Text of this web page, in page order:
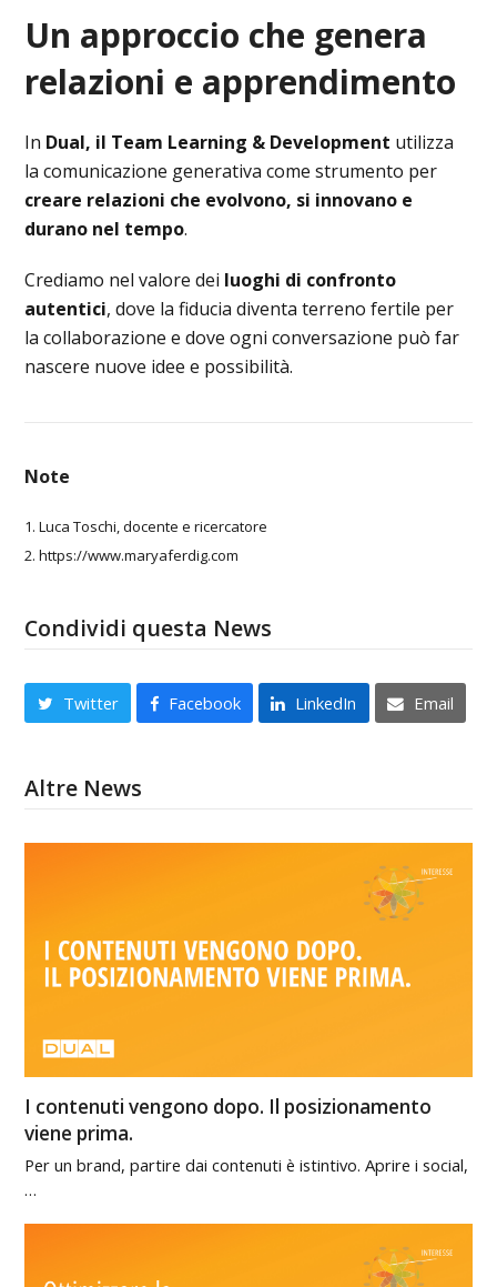
Un approccio che genera
relazioni e apprendimento
In Dual, il Team Learning & Development utilizza
la comunicazione generativa come strumento per
creare relazioni che evolvono, si innovano e
durano nel tempo.
Crediamo nel valore dei luoghi di confronto
autentici, dove la fiducia diventa terreno fertile per
la collaborazione e dove ogni conversazione può far
nascere nuove idee e possibilità.
Note
1. Luca Toschi, docente e ricercatore
2. https://www.maryaferdig.com
Condividi questa News
Twitter Facebook LinkedIn Email
Altre News
I contenuti vengono dopo. Il posizionamento
viene prima.
Per un brand, partire dai contenuti è istintivo. Aprire i social,
…